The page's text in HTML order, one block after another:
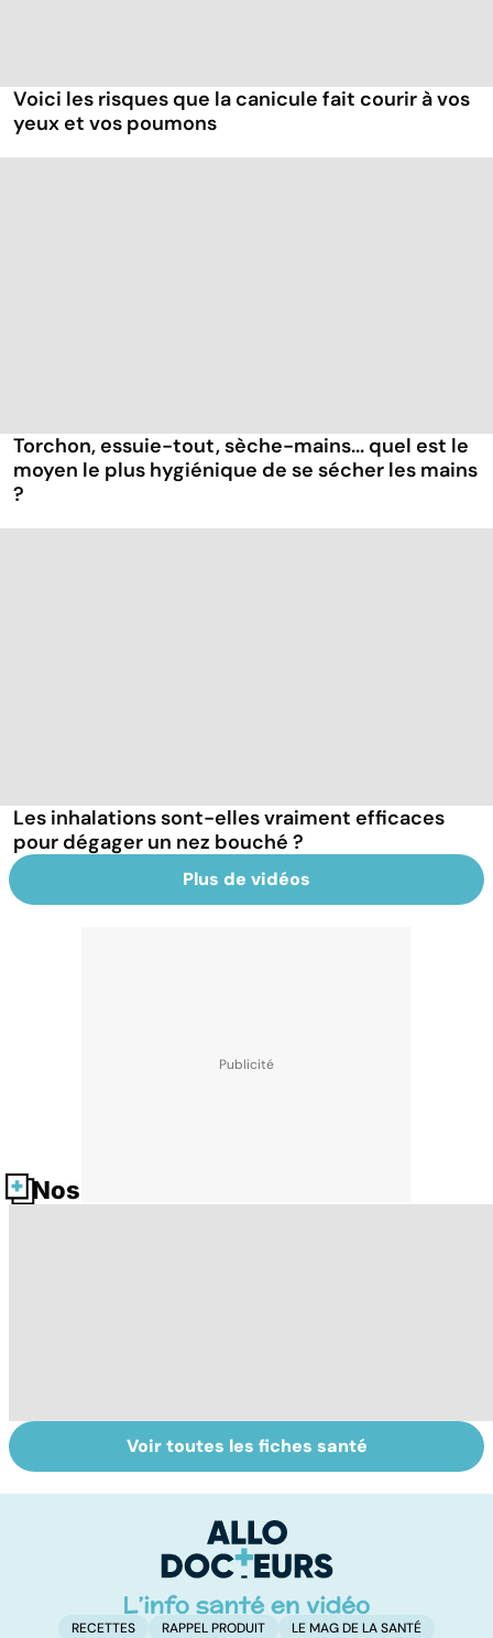
Voici les risques que la canicule fait courir à vos
yeux et vos poumons
Torchon, essuie-tout, sèche-mains... quel est le
moyen le plus hygiénique de se sécher les mains
?
Les inhalations sont-elles vraiment efficaces
pour dégager un nez bouché ?
Plus de vidéos
Nos fiches santé
Pollution de l'air :
sommes-nous
Soigner les
allergies
Voir toutes les fiches santé
RECETTES RAPPEL PRODUIT LE MAG DE LA SANTÉ